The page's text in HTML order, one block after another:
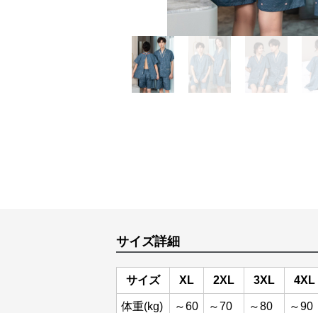
サイズ詳細
サイズ XL 2XL 3XL 4XL
体重(kg) ～60 ～70 ～80 ～90